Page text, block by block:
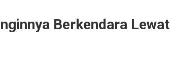
Berkendara Lewat